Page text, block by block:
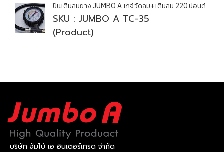
ปืนเติมลมยาง JUMBO A เกจ์วัดลม+เติมลม 220 ปอนด์
SKU : JUMBO A TC-35
(Product)
บริษัท จัมโบ้ เอ อินเตอร์เทรด จำกัด